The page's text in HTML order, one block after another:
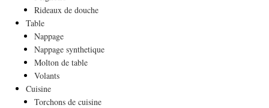
Rideaux de douche
Table
Nappage
Nappage synthetique
Molton de table
Volants
Cuisine
Torchons de cuisine